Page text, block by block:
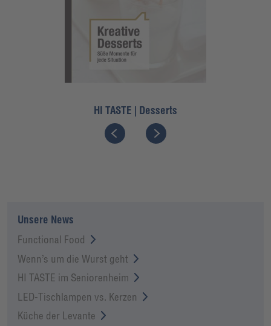
HI TASTE | Desserts
Unsere News
Functional Food
Wenn’s um die Wurst geht
HI TASTE im Seniorenheim
LED-Tischlampen vs. Kerzen
Küche der Levante